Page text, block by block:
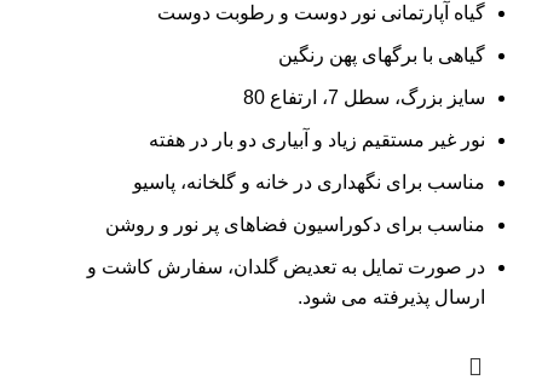
گیاه آپارتمانی نور دوست و رطوبت دوست
گیاهی با برگهای پهن رنگین
سایز بزرگ، سطل 7، ارتفاع 80
نور غیر مستقیم زیاد و آبیاری دو بار در هفته
مناسب برای نگهداری در خانه و گلخانه، پاسیو
مناسب برای دکوراسیون فضاهای پر نور و روشن
در صورت تمایل به تعدیض گلدان، سفارش کاشت و
ارسال پذیرفته می شود.